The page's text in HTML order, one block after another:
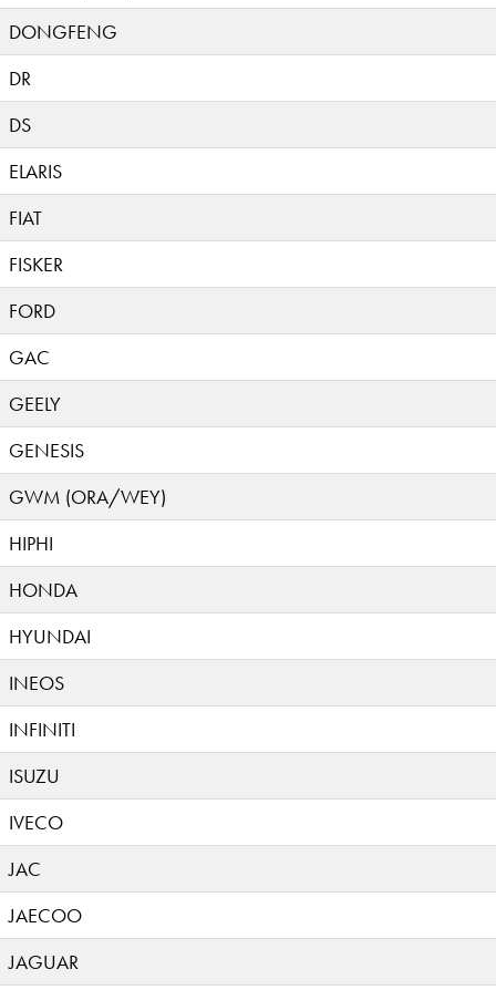
DONGFENG
DR
DS
ELARIS
FIAT
FISKER
FORD
GAC
GEELY
GENESIS
GWM (ORA/WEY)
HIPHI
HONDA
HYUNDAI
INEOS
INFINITI
ISUZU
IVECO
JAC
JAECOO
JAGUAR